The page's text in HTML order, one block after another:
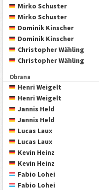
Mirko Schuster
Mirko Schuster
Dominik Kinscher
Dominik Kinscher
Christopher Wähling
Christopher Wähling
Obrana
Henri Weigelt
Henri Weigelt
Jannis Held
Jannis Held
Lucas Laux
Lucas Laux
Kevin Heinz
Kevin Heinz
Fabio Lohei
Fabio Lohei